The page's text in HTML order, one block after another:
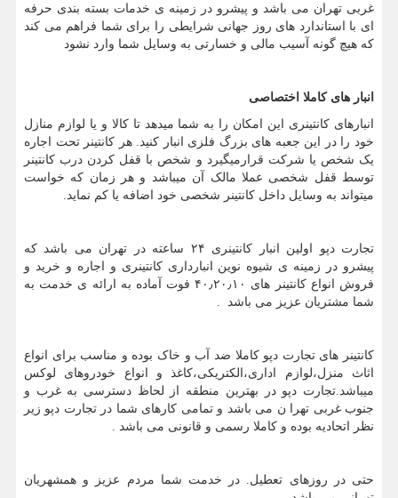
غربی تهران می باشد و پیشرو در زمینه ی خدمات بسته بندی حرفه
ای با استاندارد های روز جهانی شرایطی را برای شما فراهم می کند
که هیچ گونه آسیب مالی و خسارتی به وسایل شما وارد نشود
انبار های کاملا اختصاصی
انبارهای کانتینری این امکان را به شما میدهد تا کالا و یا لوازم منازل
خود را در این جعبه های بزرگ فلزی انبار کنید. هر کانتینر تحت اجاره
یک شخص یا شرکت قرارمیگیرد و شخص با قفل کردن درب کانتینر
توسط قفل شخصی عملا مالک آن میباشد و هر زمان که خواست
میتواند به وسایل داخل کانتینر شخصی خود اضافه یا کم نماید.
تجارت دپو اولین انبار کانتینری ۲۴ ساعته در تهران می باشد که
پیشرو در زمینه ی شیوه نوین انبارداری کانتینری و اجاره و خرید و
فروش انواع کانتینر های ۴۰٫۲۰٫۱۰ فوت آماده به ارائه ی خدمت به
شما مشتریان عزیز می باشد .
کانتینر های تجارت دپو کاملا ضد آب و خاک بوده و مناسب برای انواع
اثاث منزل،لوازم اداری،الکتریکی،کاغذ و انواع خودروهای لوکس
میباشد.تجارت دپو در بهترین منطقه از لحاظ دسترسی به غرب و
جنوب غربی تهرا ن می باشد و تمامی کارهای شما در تجارت دپو زیر
نظر اتحادیه بوده و کاملا رسمی و قانونی می باشد .
حتی در روزهای تعطیل. در خدمت شما مردم عزیز و همشهریان